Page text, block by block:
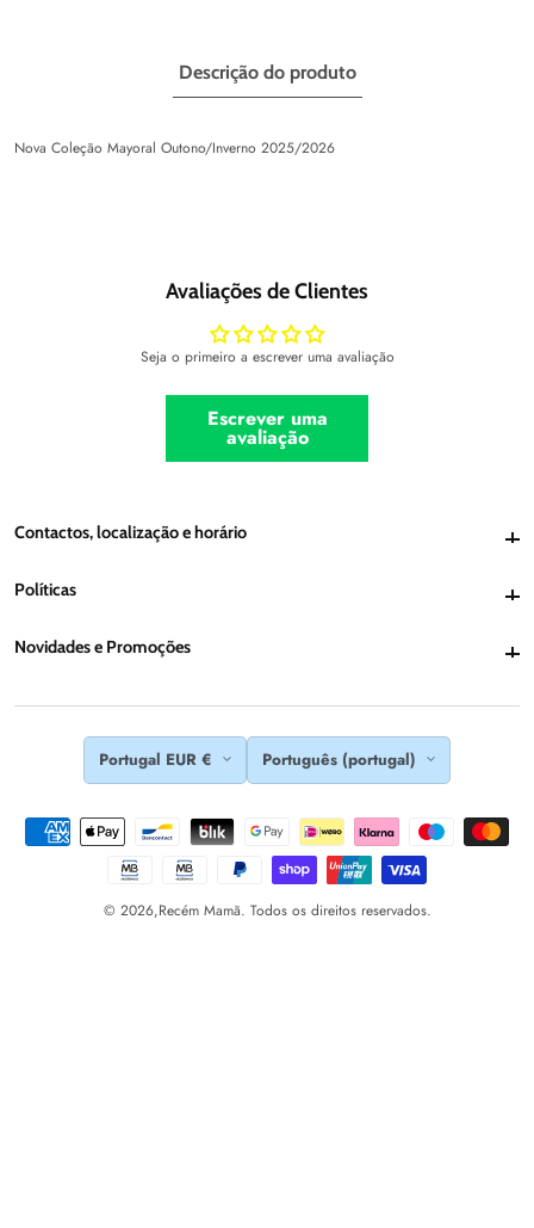
Descrição do produto
Nova Coleção Mayoral Outono/Inverno 2025/2026
Avaliações de Clientes
Seja o primeiro a escrever uma avaliação
Escrever uma
avaliação
Contactos, localização e horárioContactos, localização e horário
Políticas
Novidades e PromoçõesNovidades e Promoções
Portugal EUR € Português (portugal)
© 2026,Recém Mamã. Todos os direitos reservados.